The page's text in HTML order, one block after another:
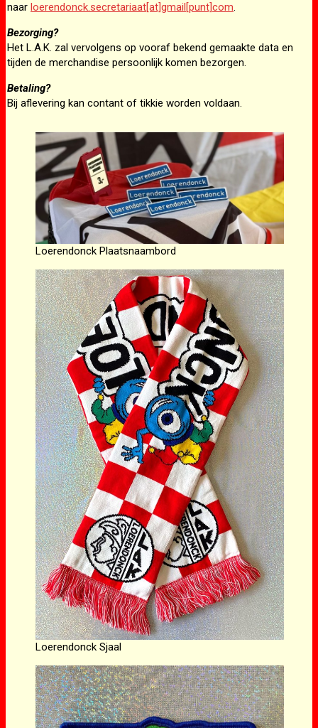
naar loerendonck.secretariaat[at]gmail[punt]com.
Bezorging?
Het L.A.K. zal vervolgens op vooraf bekend gemaakte data en
tijden de merchandise persoonlijk komen bezorgen.
Betaling?
Bij aflevering kan contant of tikkie worden voldaan.
Loerendonck Plaatsnaambord
Loerendonck Sjaal